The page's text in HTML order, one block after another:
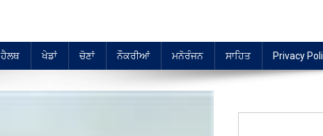
ਹੈਲਥ ਖੇਡਾਂ ਚੋਣਾਂ ਨੌਕਰੀਆਂ ਮਨੋਰੰਜਨ ਸਾਹਿਤ Privacy